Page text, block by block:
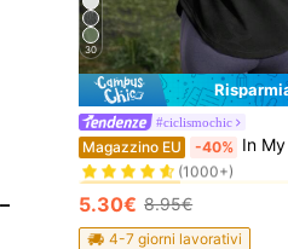
30
#ciclismochic
Magazzino EU -40% In My Nature Maglietta estiva da donna con foro per il pollice, in in rete e
#5 Bestseller
(1000+)
#5 Bestseller
(1000+)
#5 Bestseller
(1000+)
#5 Bestseller
(1000+)
5.30€ 8.95€
4-7 giorni lavorativi